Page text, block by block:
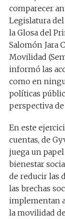
comparecer
Legislatura
la Glosa del
Salomón Jara
Movilidad
informó las
como en
políticas
perspectiva
En este
cuentas, de
juega un
bienestar
de reducir las
las brechas
implementan
la movilidad